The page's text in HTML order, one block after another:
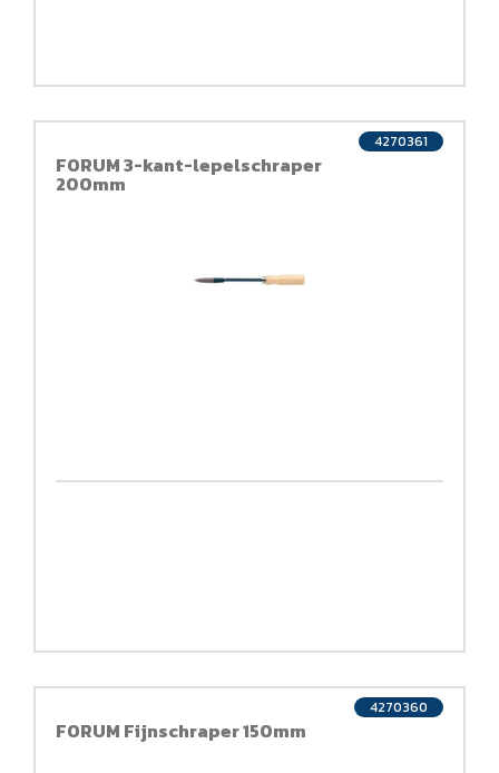
FORUM 3-kant-lepelschraper
200mm
4270361
FORUM Fijnschraper 150mm
4270360